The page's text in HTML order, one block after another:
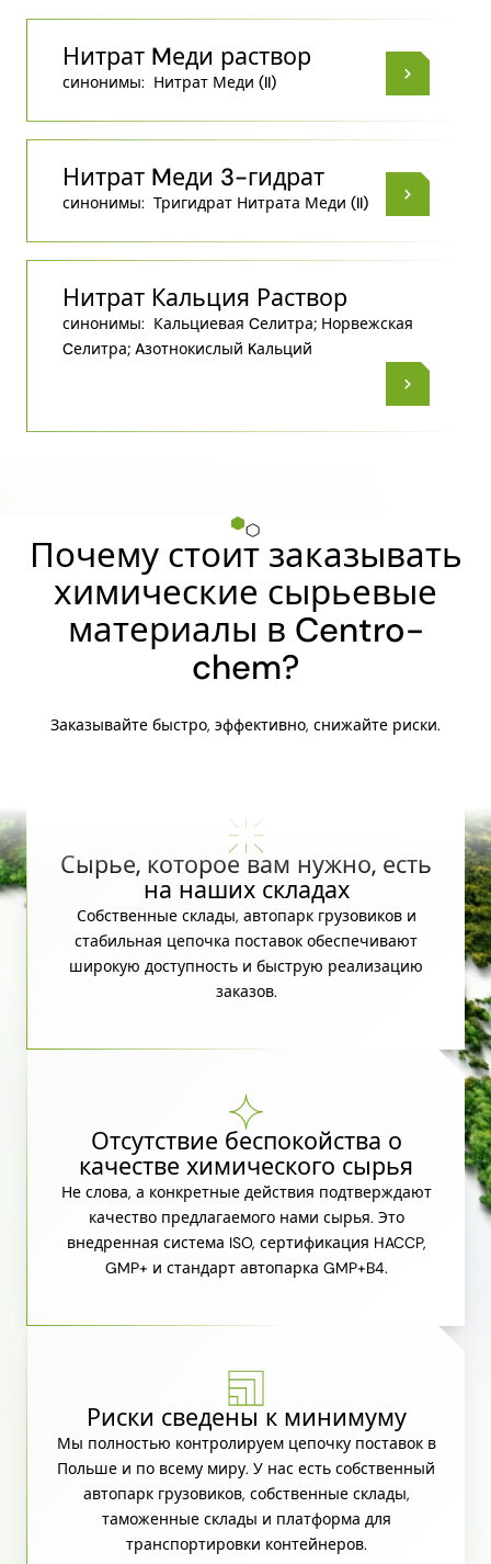
Нитрат Mеди раствор
синонимы: Нитрат Меди (II)
Нитрат Mеди 3-гидрат
синонимы: Тригидрат Нитрата Меди (II)
Нитрат Кальция Раствор
синонимы: Кальциевая Cелитра; Норвежская
Cелитра; Aзотнокислый Kальций
Почему стоит заказывать
химические сырьевые
материалы в Centro-
chem?
Заказывайте быстро, эффективно, снижайте риски.
Сырье, которое вам нужно, есть
на наших складах
Собственные склады, автопарк грузовиков и
стабильная цепочка поставок обеспечивают
широкую доступность и быструю реализацию
заказов.
Отсутствие беспокойства о
качестве химического сырья
Не слова, а конкретные действия подтверждают
качество предлагаемого нами сырья. Это
внедренная система ISO, сертификация HACCP,
GMP+ и стандарт автопарка GMP+B4.
Риски сведены к минимуму
Мы полностью контролируем цепочку поставок в
Польше и по всему миру. У нас есть собственный
автопарк грузовиков, собственные склады,
таможенные склады и платформа для
транспортировки контейнеров.